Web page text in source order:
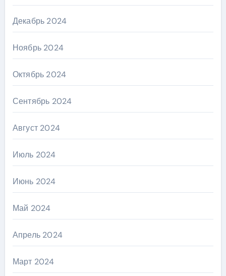
Декабрь 2024
Ноябрь 2024
Октябрь 2024
Сентябрь 2024
Август 2024
Июль 2024
Июнь 2024
Май 2024
Апрель 2024
Март 2024